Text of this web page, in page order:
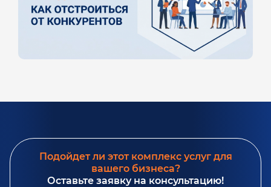
Подойдет ли этот комплекс услуг для
вашего бизнеса?
Оставьте заявку на консультацию!